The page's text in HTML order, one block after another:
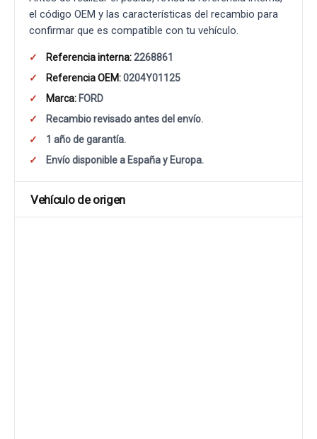
el código OEM y las características del recambio para
confirmar que es compatible con tu vehículo.
Referencia interna:2268861
Referencia OEM:0204Y01125
Marca: FORD
Recambio revisado antes del envío.
1 año de garantía.
Envío disponible a España y Europa.
Vehículo de origen